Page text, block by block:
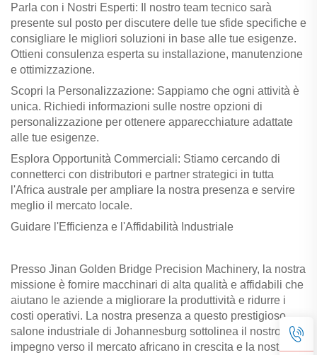
Parla con i Nostri Esperti: Il nostro team tecnico sarà
presente sul posto per discutere delle tue sfide specifiche e
consigliare le migliori soluzioni in base alle tue esigenze.
Ottieni consulenza esperta su installazione, manutenzione
e ottimizzazione.
Scopri la Personalizzazione: Sappiamo che ogni attività è
unica. Richiedi informazioni sulle nostre opzioni di
personalizzazione per ottenere apparecchiature adattate
alle tue esigenze.
Esplora Opportunità Commerciali: Stiamo cercando di
connetterci con distributori e partner strategici in tutta
l'Africa australe per ampliare la nostra presenza e servire
meglio il mercato locale.
Guidare l'Efficienza e l'Affidabilità Industriale
Presso Jinan Golden Bridge Precision Machinery, la nostra
missione è fornire macchinari di alta qualità e affidabili che
aiutano le aziende a migliorare la produttività e ridurre i
costi operativi. La nostra presenza a questo prestigioso
salone industriale di Johannesburg sottolinea il nostro
impegno verso il mercato africano in crescita e la nostra